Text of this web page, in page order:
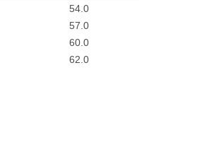
54.0
57.0
60.0
62.0